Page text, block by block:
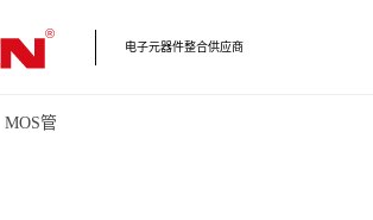
电子元器件整合供应商
MOS管